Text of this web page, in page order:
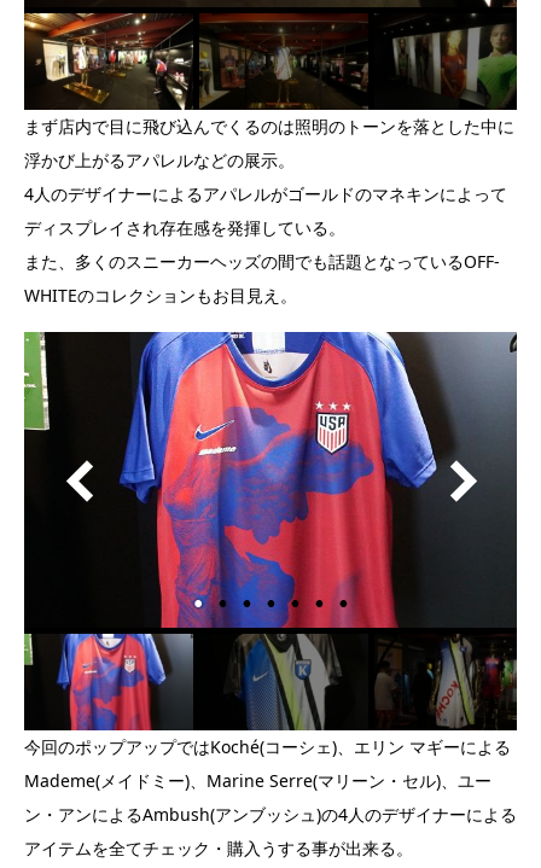
まず店内で目に飛び込んでくるのは照明のトーンを落とした中に
浮かび上がるアパレルなどの展示。
4人のデザイナーによるアパレルがゴールドのマネキンによって
ディスプレイされ存在感を発揮している。
また、多くのスニーカーヘッズの間でも話題となっているOFF-
WHITEのコレクションもお目見え。
今回のポップアップではKoché(コーシェ)、エリン マギーによる
Mademe(メイドミー)、Marine Serre(マリーン・セル)、ユー
ン・アンによるAmbush(アンブッシュ)の4人のデザイナーによる
アイテムを全てチェック・購入うする事が出来る。